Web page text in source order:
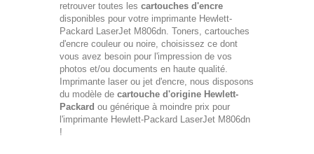
retrouver toutes les cartouches d'encre
disponibles pour votre imprimante Hewlett-
Packard LaserJet M806dn. Toners, cartouches
d'encre couleur ou noire, choisissez ce dont
vous avez besoin pour l'impression de vos
photos et/ou documents en haute qualité.
Imprimante laser ou jet d'encre, nous disposons
du modèle de cartouche d'origine Hewlett-
Packard ou générique à moindre prix pour
l'imprimante Hewlett-Packard LaserJet M806dn
!